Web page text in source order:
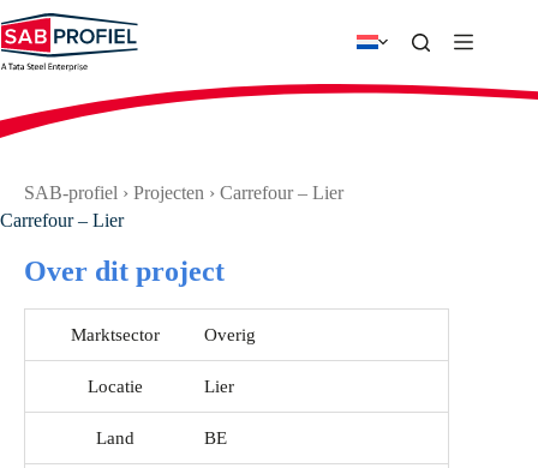
naar
de
inhoud
SAB-profiel › Projecten › Carrefour – Lier
Carrefour – Lier
Over dit project
Marktsector Overig
Locatie Lier
Land BE